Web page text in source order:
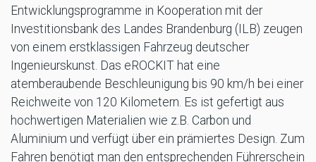
Entwicklungsprogramme in Kooperation mit der
Investitionsbank des Landes Brandenburg (ILB) zeugen
von einem erstklassigen Fahrzeug deutscher
Ingenieurskunst. Das eROCKIT hat eine
atemberaubende Beschleunigung bis 90 km/h bei einer
Reichweite von 120 Kilometern. Es ist gefertigt aus
hochwertigen Materialien wie z.B. Carbon und
Aluminium und verfügt über ein prämiertes Design. Zum
Fahren benötigt man den entsprechenden Führerschein